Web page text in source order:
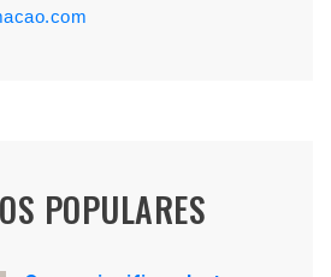
POPULARES